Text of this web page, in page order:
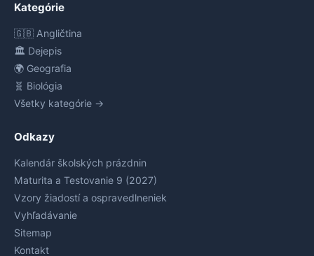
Kategórie
🇬🇧 Angličtina
🏛️ Dejepis
🌍 Geografia
🧬 Biológia
Všetky kategórie →
Odkazy
Kalendár školských prázdnin
Maturita a Testovanie 9 (2027)
Vzory žiadostí a ospravedlneniek
Vyhľadávanie
Sitemap
Kontakt